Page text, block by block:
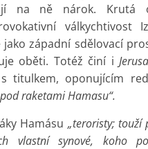
na ně nárok. Krutá
válkychtivost
jako západní sdělovací
oběti. Totéž činí i
titulkem, oponujícím
raketami Hamasu“.
Hamásu „teroristy; touží
vlastní synové, koho